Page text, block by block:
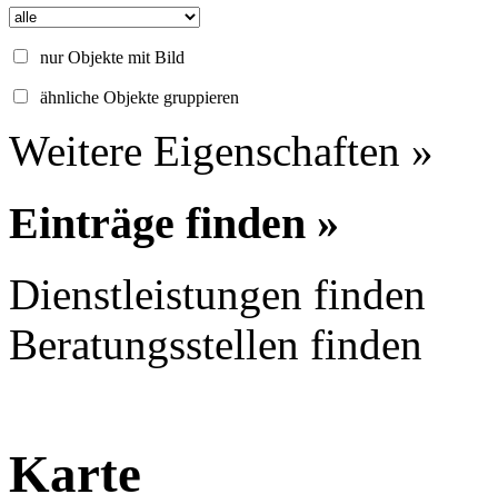
nur Objekte mit Bild
ähnliche Objekte gruppieren
Weitere Eigenschaften »
Einträge finden »
Dienstleistungen finden
Beratungsstellen finden
Karte